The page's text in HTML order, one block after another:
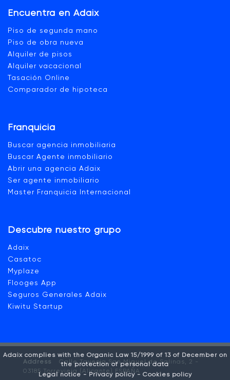
Encuentra en Adaix
Piso de segunda mano
Piso de obra nueva
Alquiler de pisos
Alquiler vacacional
Tasación Online
Comparador de hipoteca
Franquicia
Buscar agencia inmobiliaria
Buscar Agente inmobiliario
Abrir una agencia Adaix
Ser agente inmobiliario
Master Franquicia Internacional
Descubre nuestro grupo
Adaix
Casatoc
Myplaze
Flooges App
Seguros Generales Adaix
Kiwitu Startup
Address
Calle Tavesía San Miguel de Salinas, 2 -
03185 Torrevieja (Alicante) ESPAÑA
Adaix complies with the Organic Law 15/1999 of 13 of December on
the protection of personal data
Legal notice -Privacy policy - Cookies policy